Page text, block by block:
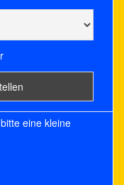
eine kleine